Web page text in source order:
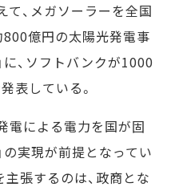
て、メガソーラーを全国
億円の太陽光発電事
に、ソフトバンクが1000
表している。
電による電力を国が固
の実現が前提となってい
主張するのは、政商とな